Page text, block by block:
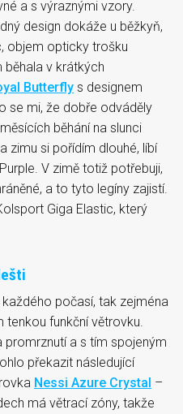
a s výraznými vzory.
design dokáže u běžkyň,
objem opticky trošku
v krátkých
Butterfly s designem
se mi, že dobře odváděly
běhání na slunci
zimu si pořídím dlouhé, líbí
V zimě totiž potřebuji,
a to tyto legíny zajistí.
Giga Elastic, který
počasí, tak zejména
funkční větrovku.
promrznutí a s tím spojeným
překazit následující
Nessi Azure Crystal –
má větrací zóny, takže